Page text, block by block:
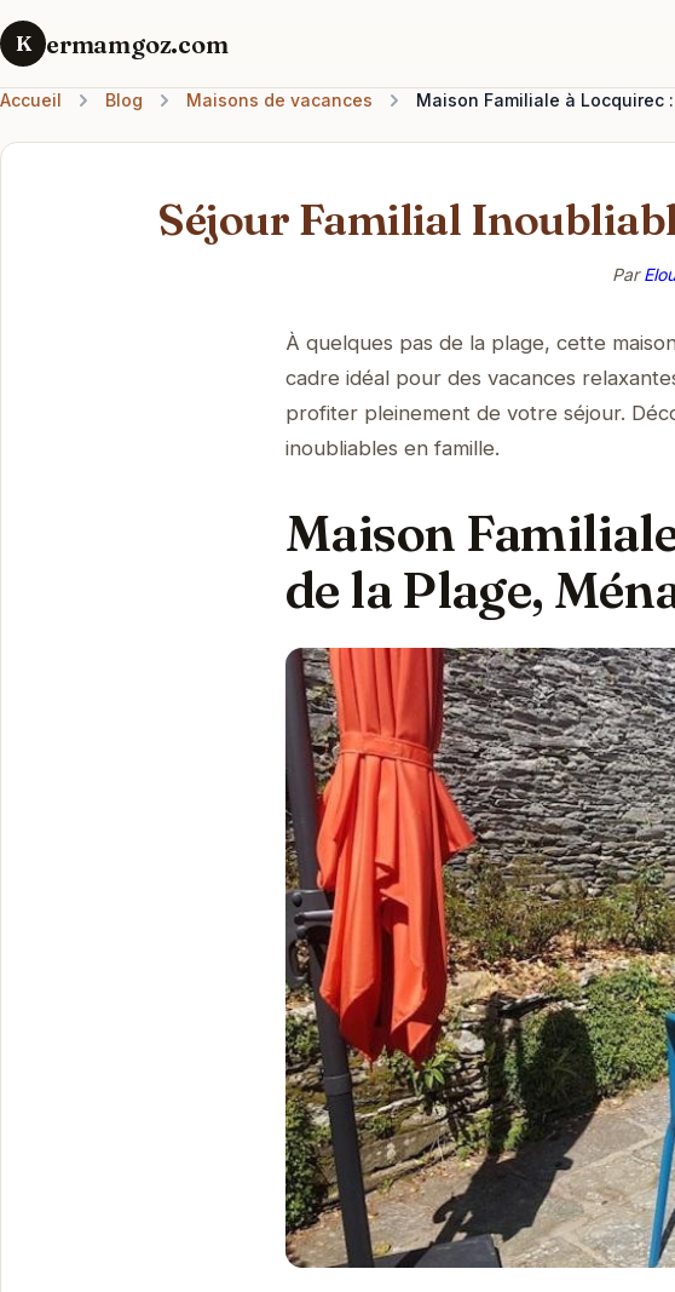
K ermamgoz.com
Accueil Blog Maisons de vacances Maison Familiale à Locquirec
Séjour Familial
Par
À quelques pas de la plage, cette
cadre idéal pour des vacances
profiter pleinement de votre séjour.
inoubliables en famille.
Maison
de la Plage,